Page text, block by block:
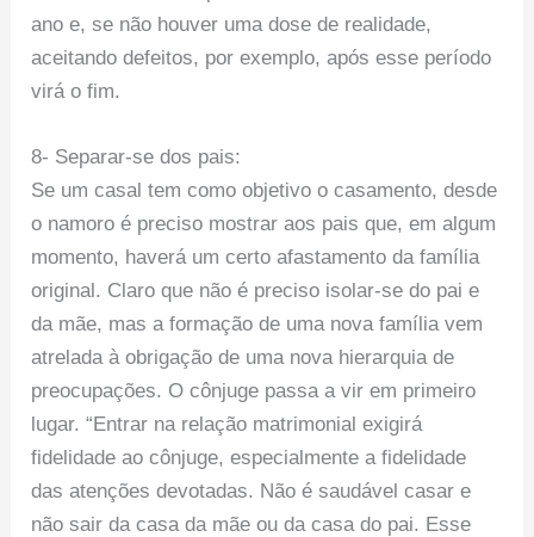
ano e, se não houver uma dose de realidade,
aceitando defeitos, por exemplo, após esse período
virá o fim.
8- Separar-se dos pais:
Se um casal tem como objetivo o casamento, desde
o namoro é preciso mostrar aos pais que, em algum
momento, haverá um certo afastamento da família
original. Claro que não é preciso isolar-se do pai e
da mãe, mas a formação de uma nova família vem
atrelada à obrigação de uma nova hierarquia de
preocupações. O cônjuge passa a vir em primeiro
lugar. “Entrar na relação matrimonial exigirá
fidelidade ao cônjuge, especialmente a fidelidade
das atenções devotadas. Não é saudável casar e
não sair da casa da mãe ou da casa do pai. Esse